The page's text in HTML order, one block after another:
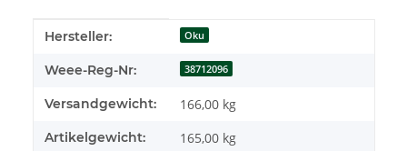
Produkteigenschaft
Wert
Hersteller: Oku
Weee-Reg-Nr: 38712096
Versandgewicht: 166,00 kg
Artikelgewicht: 165,00 kg